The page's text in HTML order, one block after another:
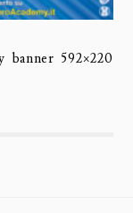
banner 592×220